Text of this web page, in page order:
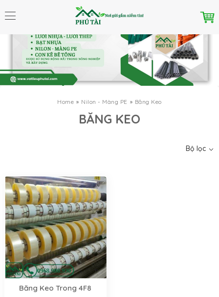
Home Nilon - Màng PE Băng Keo
BĂNG KEO
Bộ lọc
Băng Keo Trong 4F8